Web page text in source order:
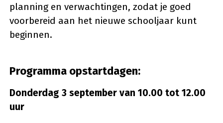
planning en verwachtingen, zodat je goed
voorbereid aan het nieuwe schooljaar kunt
beginnen.
Programma opstartdagen:
Donderdag 3 september van 10.00 tot 12.00
uur